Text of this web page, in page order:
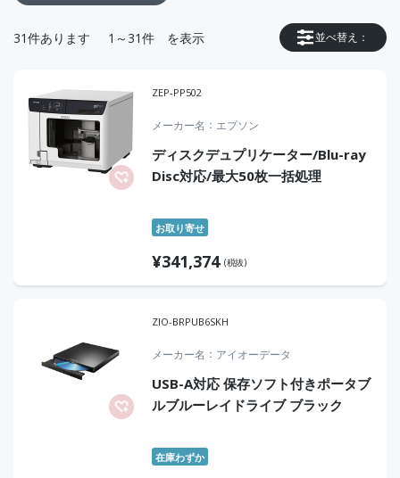
並べ替え：
31件あります 1～31件 を表示
ZEP-PP502
メーカー名 エプソン
ディスクデュプリケーター/Blu-ray
Disc対応/最大50枚一括処理
お取り寄せ
¥341,374 (税抜)
ZIO-BRPUB6SKH
メーカー名 アイオーデータ
USB-A対応 保存ソフト付きポータブ
ルブルーレイドライブ ブラック
在庫わずか